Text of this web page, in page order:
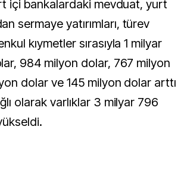
içi bankalardaki mevduat, yurt
sermaye yatırımları, türev
kıymetler sırasıyla 1 milyar
984 milyon dolar, 767 milyon
dolar ve 145 milyon dolar arttı
olarak varlıklar 3 milyar 796